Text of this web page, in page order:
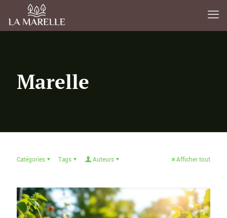
Marelle
Catégories Tags Auteurs Afficher tout